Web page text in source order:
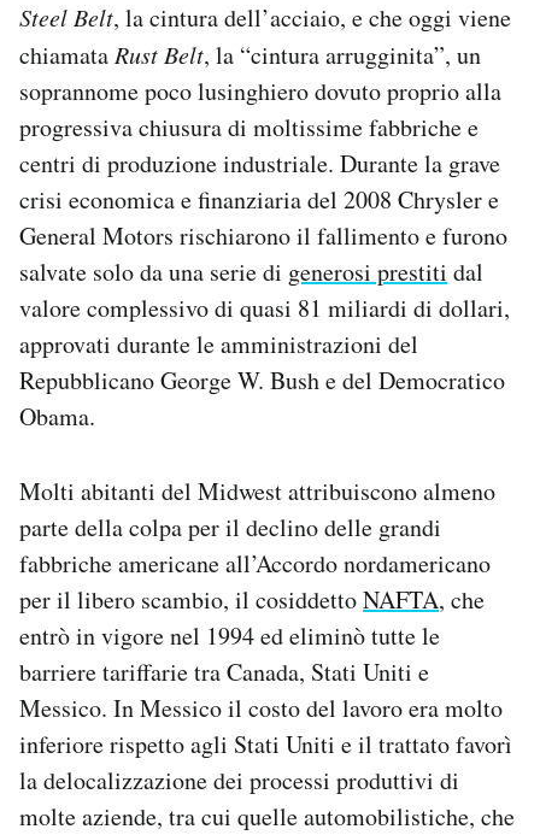
Steel Belt, la cintura dell’acciaio, e che oggi viene
chiamataRust Belt, la “cintura arrugginita”, un
soprannome poco lusinghiero dovuto proprio alla
progressiva chiusura di moltissime fabbriche e
centri di produzione industriale. Durante la grave
crisi economica e finanziaria del 2008 Chrysler e
General Motors rischiarono il fallimento e furono
salvate solo da una serie di generosi prestiti dal
valore complessivo di quasi 81 miliardi di dollari,
approvati durante le amministrazioni del
Repubblicano George W. Bush e del Democratico
Obama.
Molti abitanti del Midwest attribuiscono almeno
parte della colpa per il declino delle grandi
fabbriche americane all’Accordo nordamericano
per il libero scambio, il cosiddettoNAFTA, che
entrò in vigore nel 1994 ed eliminò tutte le
barriere tariffarie tra Canada, Stati Uniti e
Messico. In Messico il costo del lavoro era molto
inferiore rispetto agli Stati Uniti e il trattato favorì
la delocalizzazione dei processi produttivi di
molte aziende, tra cui quelle automobilistiche, che